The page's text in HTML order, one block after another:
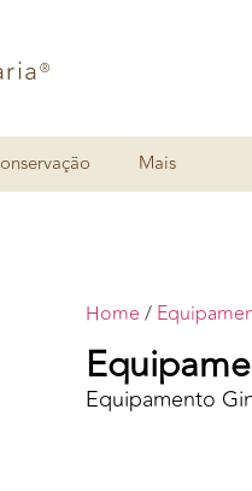
®
Mais
Home /
Equipamento